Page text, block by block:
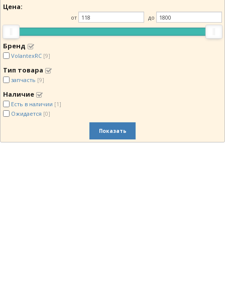
Цена:
от до
Бренд
VolantexRC [9]
Тип товара
запчасть [9]
Наличие
Есть в наличии [1]
Ожидается [0]
Показать